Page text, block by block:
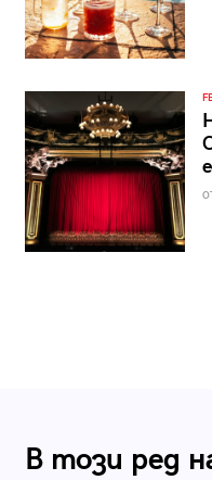
В този ред